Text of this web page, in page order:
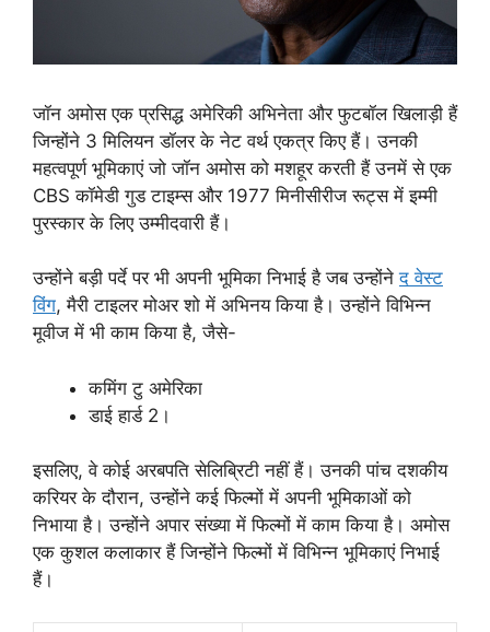
जॉन अमोस एक प्रसिद्ध अमेरिकी अभिनेता और फुटबॉल खिलाड़ी हैं
जिन्होंने 3 मिलियन डॉलर के नेट वर्थ एकत्र किए हैं। उनकी
महत्वपूर्ण भूमिकाएं जो जॉन अमोस को मशहूर करती हैं उनमें से एक
CBS कॉमेडी गुड टाइम्स और 1977 मिनीसीरीज रूट्स में इम्मी
पुरस्कार के लिए उम्मीदवारी हैं।
उन्होंने बड़ी पर्दे पर भी अपनी भूमिका निभाई है जब उन्होंनेद वेस्ट
विंग, मैरी टाइलर मोअर शो में अभिनय किया है। उन्होंने विभिन्न
मूवीज में भी काम किया है, जैसे-
कमिंग टु अमेरिका
डाई हार्ड 2।
इसलिए, वे कोई अरबपति सेलिब्रिटी नहीं हैं। उनकी पांच दशकीय
करियर के दौरान, उन्होंने कई फिल्मों में अपनी भूमिकाओं को
निभाया है। उन्होंने अपार संख्या में फिल्मों में काम किया है। अमोस
एक कुशल कलाकार हैं जिन्होंने फिल्मों में विभिन्न भूमिकाएं निभाई
हैं।